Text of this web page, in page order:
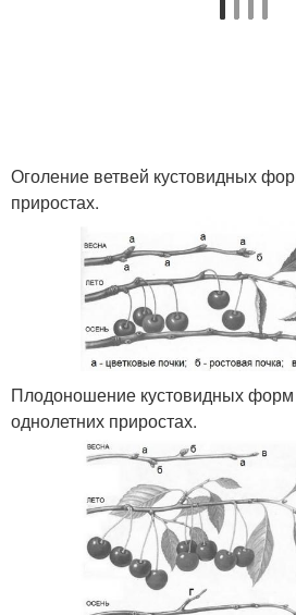
Оголение ветвей кустовидных
приростах.
Плодоношение кустовидных
однолетних приростах.